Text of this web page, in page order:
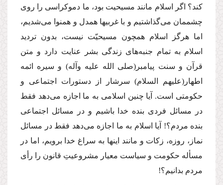
كند؟ اگر اسلام مانند مسیحیت بود، ما دموكراسى را روى
چشممان مى‌گذاشتیم و با غربیها همدل و همنوا مى‌شدیم،
اما هرگز اسلام همچون مسیحیّت نیست، بدون تردید
اسلام به تمام جنبه‌هاى زندگى بشر عنایت دارد و متن
قرآن و سنت پیامبر (صلى الله علیه وآله) و سیره ائمه
اطهار (علیهم السلام) سرشار از دستورات اجتماعى و
حكومتى است. آیا چنین اسلامى به ما اجازه مى‌دهد فقط
در مسائل فردى بنده خدا باشیم و در مسائل اجتماعى
بنده مردم؟! آیا اسلام به ما اجازه مى‌دهد فقط در مسائل
نماز، روزه، زكات و مانند اینها به سراغ خدا برویم، اما در
مسأله حكومت و سیاست معیار مشروعیتِ قانون را رأى
مردم بدانیم؟!